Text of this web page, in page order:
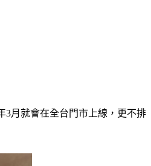
3月就會在全台門市上線，更不排